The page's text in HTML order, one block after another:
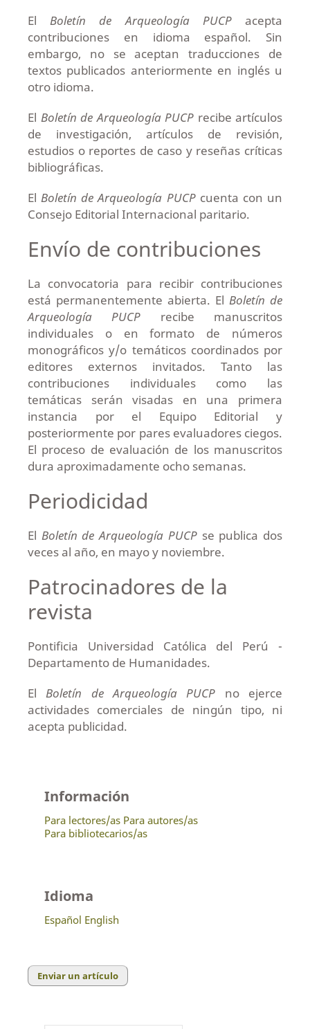
ElBoletín de Arqueología PUCPacepta
contribuciones en idioma español. Sin
embargo, no se aceptan traducciones de
textos publicados anteriormente en inglés u
otro idioma.
El Boletín de Arqueología PUCP recibe artículos
de investigación, artículos de revisión,
estudios o reportes de caso y reseñas críticas
bibliográficas.
ElBoletín de Arqueología PUCPcuenta con un
Consejo Editorial Internacional paritario.
Envío de contribuciones
La convocatoria para recibir contribuciones
está permanentemente abierta. ElBoletín de
Arqueología PUCP recibe manuscritos
individuales o en formato de números
monográficos y/o temáticos coordinados por
editores externos invitados. Tanto las
contribuciones individuales como las
temáticas serán visadas en una primera
instancia por el Equipo Editorial y
posteriormente por pares evaluadores ciegos.
El proceso de evaluación de los manuscritos
dura aproximadamente ocho semanas.
Periodicidad
El Boletín de Arqueología PUCPse publica dos
veces al año, en mayo y noviembre.
Patrocinadores de la
revista
Pontificia Universidad Católica del Perú -
Departamento de Humanidades.
ElBoletín de Arqueología PUCP no ejerce
actividades comerciales de ningún tipo, ni
acepta publicidad.
Información
Para lectores/as Para autores/as
Para bibliotecarios/as
Idioma
Español English
Enviar un artículo